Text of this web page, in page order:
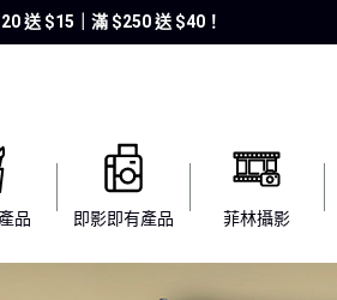
送 $15｜滿 $250 送 $40！
品 即影即有產品 菲林攝影